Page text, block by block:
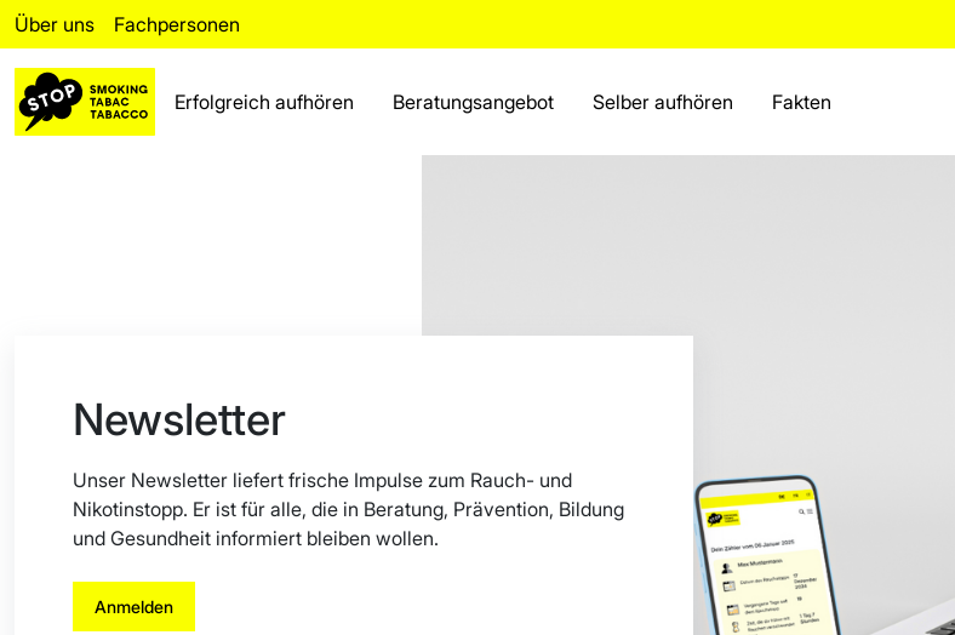
Über uns Fachpersonen
Erfolgreich aufhören Beratungsangebot Selber aufhören Fakten
Über uns
Häufig gestellte Fragen
Newsletter
Unser Newsletter liefert frische Impulse zum Rauch- und
Nikotinstopp. Er ist für alle, die in Beratung, Prävention, Bildung
und Gesundheit informiert bleiben wollen.
Anmelden